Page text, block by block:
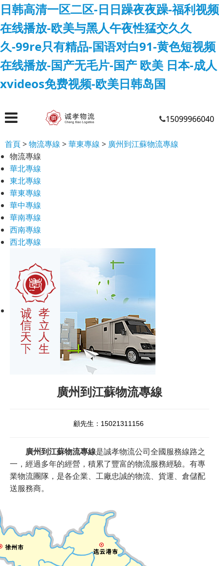
日韩高清一区二区-日日躁夜夜躁-福利视频
在线播放-欧美与黑人午夜性猛交久久
久-99re只有精品-国语对白91-黄色短视频
在线播放-国产无毛片-国产 欧美 日本-成人
xvideos免费视频-欧美日韩岛国
15099966040
首頁>物流專線 >華東專線 > 廣州到江蘇物流專線
物流專線
華北專線
東北專線
華東專線
華中專線
華南專線
西南專線
西北專線
廣州到江蘇物流專線
顧先生：15021311156
廣州到江蘇物流專線是誠孝物流公司全國服務線路之
一，經過多年的經營，積累了豐富的物流服務經驗。有專
業物流團隊，是各企業、工廠忠誠的物流、貨運、倉儲配
送服務商。